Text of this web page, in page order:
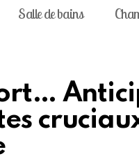
Salle de bains